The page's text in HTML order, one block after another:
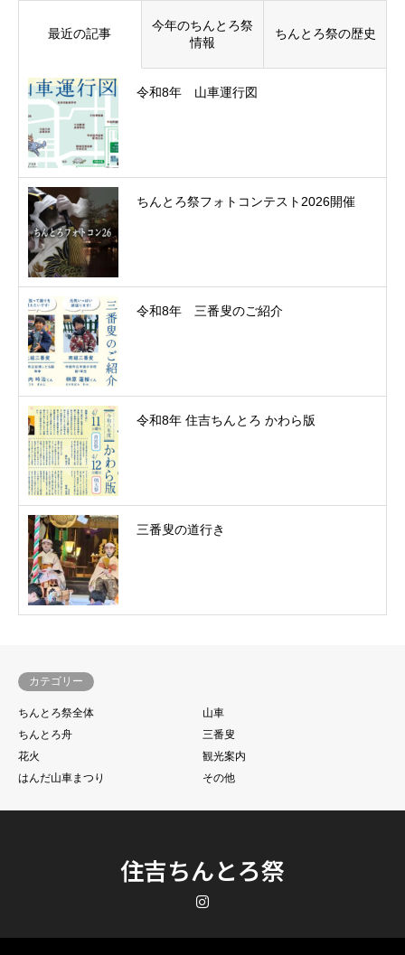
最近の記事
今年のちんとろ祭
情報
ちんとろ祭の歴史
令和8年 山車運行図
ちんとろ祭フォトコンテスト2026開催
令和8年 三番叟のご紹介
令和8年 住吉ちんとろ かわら版
三番叟の道行き
カテゴリー
ちんとろ祭全体
山車
ちんとろ舟
三番叟
花火
観光案内
はんだ山車まつり
その他
住吉ちんとろ祭